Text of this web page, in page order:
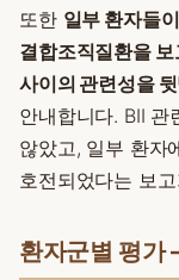
또한 일부 환자들
결합조직질환을
사이의 관련성을
안내합니다. BII 관
않았고, 일부 환자
호전되었다는 보
환자군별 평가